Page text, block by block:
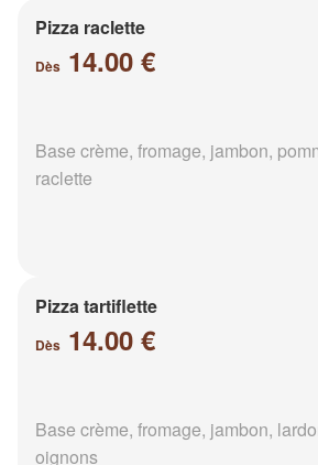
Pizza raclette
Dès 14.00 €
Base crème, fromage, jambon,
raclette
Pizza tartiflette
Dès 14.00 €
Base crème, fromage, jambon,
oignons